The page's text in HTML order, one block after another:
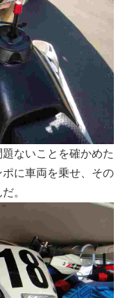
ないことを確かめた
に車両を乗せ、その
。